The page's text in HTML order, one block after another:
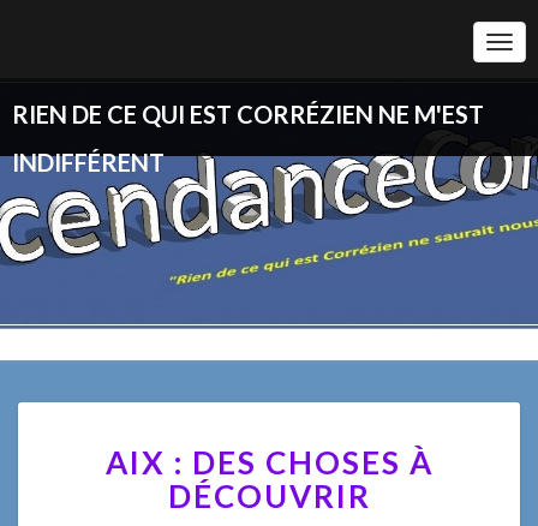
RIEN DE CE QUI EST CORRÉZIEN NE M'EST
INDIFFÉRENT
:
DES
CHOSES
AIX : DES CHOSES À
DÉCOUVRIR